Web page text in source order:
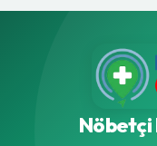
Nöbetçi